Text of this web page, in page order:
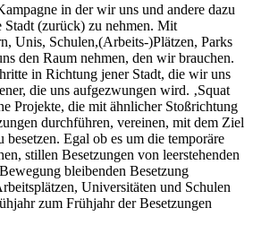
in der wir uns und andere dazu
(zurück) zu nehmen. Mit
Unis, Schulen,(Arbeits-)Plätzen, Parks
den Raum nehmen, den wir brauchen.
in Richtung jener Stadt, die wir uns
die uns aufgezwungen wird. ‚Squat
Projekte, die mit ähnlicher Stoßrichtung
durchführen, vereinen, mit dem Ziel
besetzen. Egal ob es um die temporäre
stillen Besetzungen von leerstehenden
bleibenden Besetzung
Universitäten und Schulen
zum Frühjahr der Besetzungen